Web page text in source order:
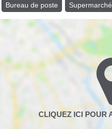
Bureau de poste Supermarché